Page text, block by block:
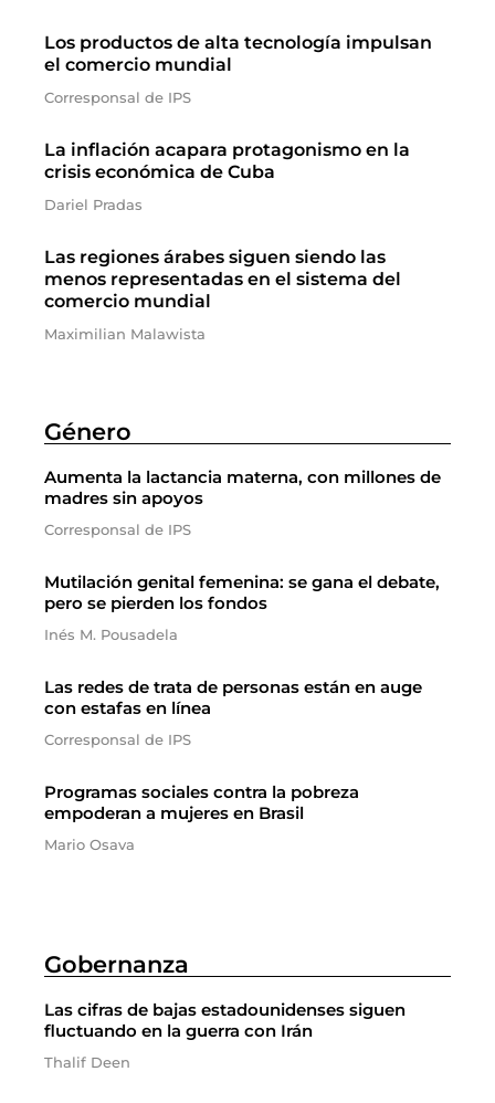
Los productos de alta tecnología impulsan
el comercio mundial
Corresponsal de IPS
La inflación acapara protagonismo en la
crisis económica de Cuba
Dariel Pradas
Las regiones árabes siguen siendo las
menos representadas en el sistema del
comercio mundial
Maximilian Malawista
Género
Aumenta la lactancia materna, con millones de
madres sin apoyos
Corresponsal de IPS
Mutilación genital femenina: se gana el debate,
pero se pierden los fondos
Inés M. Pousadela
Las redes de trata de personas están en auge
con estafas en línea
Corresponsal de IPS
Programas sociales contra la pobreza
empoderan a mujeres en Brasil
Mario Osava
Gobernanza
Las cifras de bajas estadounidenses siguen
fluctuando en la guerra con Irán
Thalif Deen